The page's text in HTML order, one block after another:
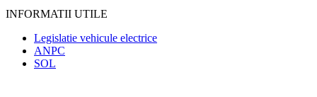
INFORMATII UTILE
Legislatie vehicule electrice
ANPC
SOL